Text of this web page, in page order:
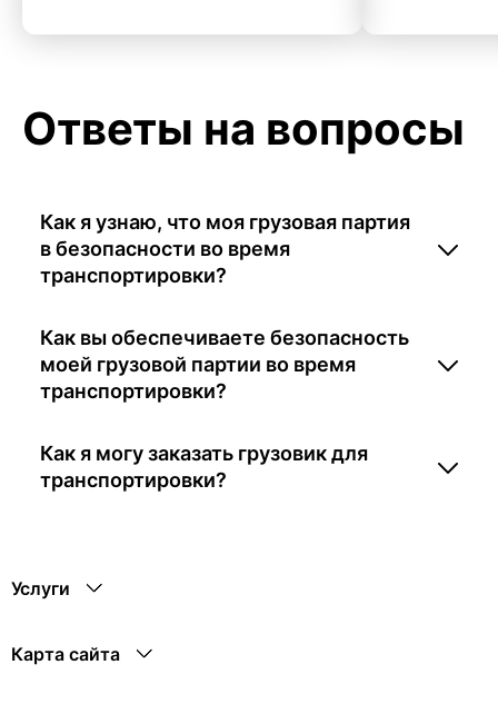
Ответы на вопросы
Как я узнаю, что моя грузовая партия
в безопасности во время
транспортировки?
Как вы обеспечиваете безопасность
моей грузовой партии во время
транспортировки?
Как я могу заказать грузовик для
транспортировки?
Услуги
Карта сайта